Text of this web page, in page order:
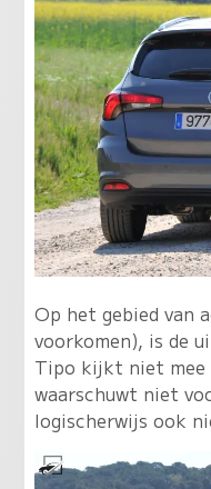
Op het gebied van
voorkomen), is de
Tipo kijkt niet mee
waarschuwt niet
logischerwijs ook